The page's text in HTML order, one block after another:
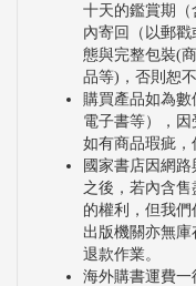
十天的鑑賞期
內寄回（以郵
態與完整包裝(
品等)，否則恕
購買產品如為數
電子書等），因
如有商品瑕疵，
國家書店因網
之後，若內含
的權利，但我
出版機關亦無
退款作業。
海外購書運費